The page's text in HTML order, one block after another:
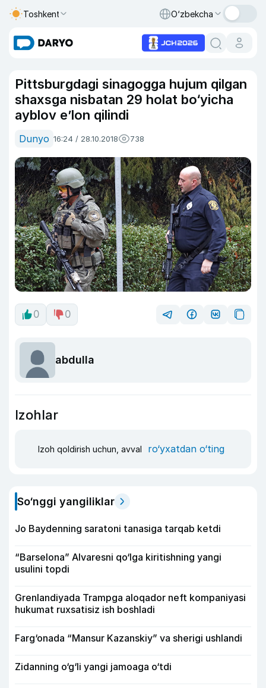
Toshkent O‘zbekcha
Pittsburgdagi sinagogga hujum qilgan
shaxsga nisbatan 29 holat bo‘yicha
ayblov e’lon qilindi
Dunyo 16:24 / 28.10.2018 738
0 0
abdulla
Izohlar
Izoh qoldirish uchun, avval ro‘yxatdan o‘ting
So‘nggi yangiliklar
Jo Baydenning saratoni tanasiga tarqab ketdi
“Barselona” Alvaresni qo‘lga kiritishning yangi
usulini topdi
Grenlandiyada Trampga aloqador neft kompaniyasi
hukumat ruxsatisiz ish boshladi
Farg‘onada “Mansur Kazanskiy” va sherigi ushlandi
Zidanning o‘g‘li yangi jamoaga o‘tdi